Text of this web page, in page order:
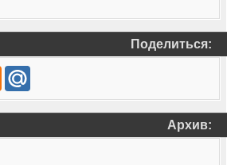
Поделиться:
Odnoklassniki
Mail.Ru
Архив: